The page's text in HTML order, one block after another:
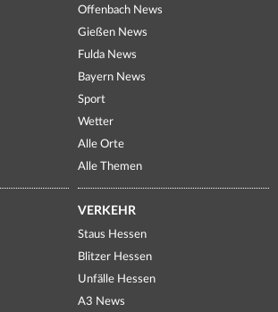
Offenbach News
Gießen News
Fulda News
Bayern News
Sport
Wetter
Alle Orte
Alle Themen
VERKEHR
Staus Hessen
Blitzer Hessen
Unfälle Hessen
A3 News